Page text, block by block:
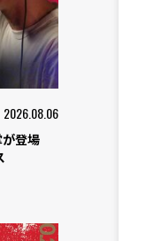
2026.08.06
が登場